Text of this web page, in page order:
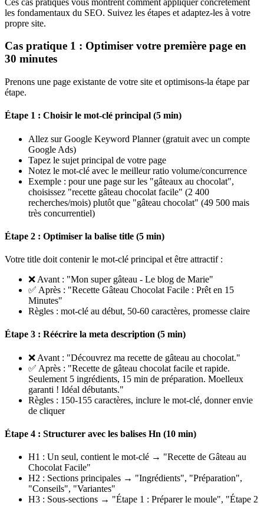
les fondamentaux du SEO. Suivez les étapes et adaptez-les à votre
propre site.
Cas pratique 1 : Optimiser votre première page en
30 minutes
Prenons une page existante de votre site et optimisons-la étape par
étape.
Étape 1 : Choisir le mot-clé principal (5 min)
Allez sur Google Keyword Planner (gratuit avec un compte
Google Ads)
Tapez le sujet principal de votre page
Notez le mot-clé avec le meilleur ratio volume/concurrence
Exemple : pour une page sur les "gâteaux au chocolat",
choisissez "recette gâteau chocolat facile" (2 400
recherches/mois) plutôt que "gâteau chocolat" (49 500 mais
très concurrentiel)
Étape 2 : Optimiser la balise title (5 min)
Votre title doit contenir le mot-clé principal et être attractif :
❌ Avant : "Mon super gâteau - Le blog de Marie"
✅ Après : "Recette Gâteau Chocolat Facile : Prêt en 15
Minutes"
Règles : mot-clé au début, 50-60 caractères, promesse claire
Étape 3 : Réécrire la meta description (5 min)
❌ Avant : "Découvrez ma recette de gâteau au chocolat."
✅ Après : "Recette de gâteau chocolat facile et rapide.
Seulement 5 ingrédients, 15 min de préparation. Moelleux
garanti ! Idéal débutants."
Règles : 150-155 caractères, inclure le mot-clé, donner envie
de cliquer
Étape 4 : Structurer avec les balises Hn (10 min)
H1 : Un seul, contient le mot-clé → "Recette de Gâteau au
Chocolat Facile"
H2 : Sections principales → "Ingrédients", "Préparation",
"Conseils", "Variantes"
H3 : Sous-sections → "Étape 1 : Préparer le moule", "Étape 2